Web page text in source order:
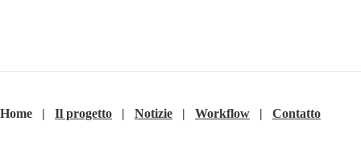
Home   | Il progetto
   |
Notizie
   |
Workflow
   |
Contatto